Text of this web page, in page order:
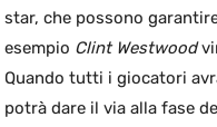
star, che possono
esempio Clint Westwood
Quando tutti i giocatori
potrà dare il via alla fase